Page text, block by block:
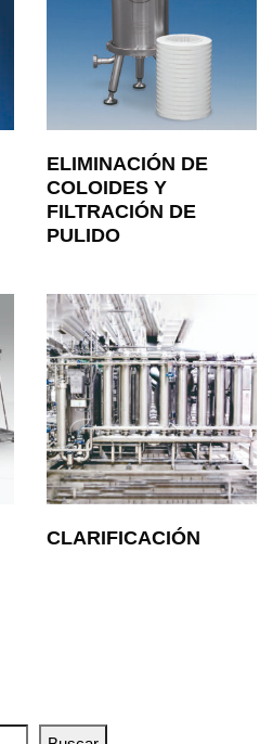
ELIMINACIÓN DE
COLOIDES Y
FILTRACIÓN DE
PULIDO
CLARIFICACIÓN